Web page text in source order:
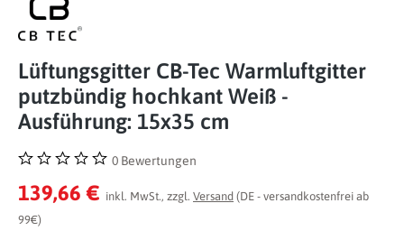
Lüftungsgitter CB-Tec Warmluftgitter
putzbündig hochkant Weiß -
Ausführung: 15x35 cm
Durchschnittliche Bewertung von 0 von 5 Sternen
0 Bewertungen
139,66 € inkl. MwSt., zzgl. Versand (DE - versandkostenfrei ab
99€)